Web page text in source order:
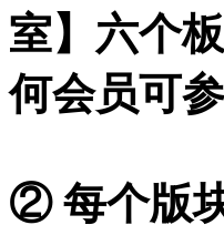
室】六个
何会员可
② 每个版